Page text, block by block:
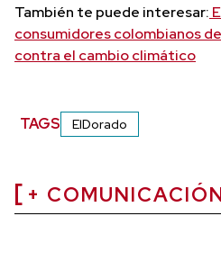
También te puede interesar:
consumidores colombianos
contra el cambio climático
TAGS ElDorado
+